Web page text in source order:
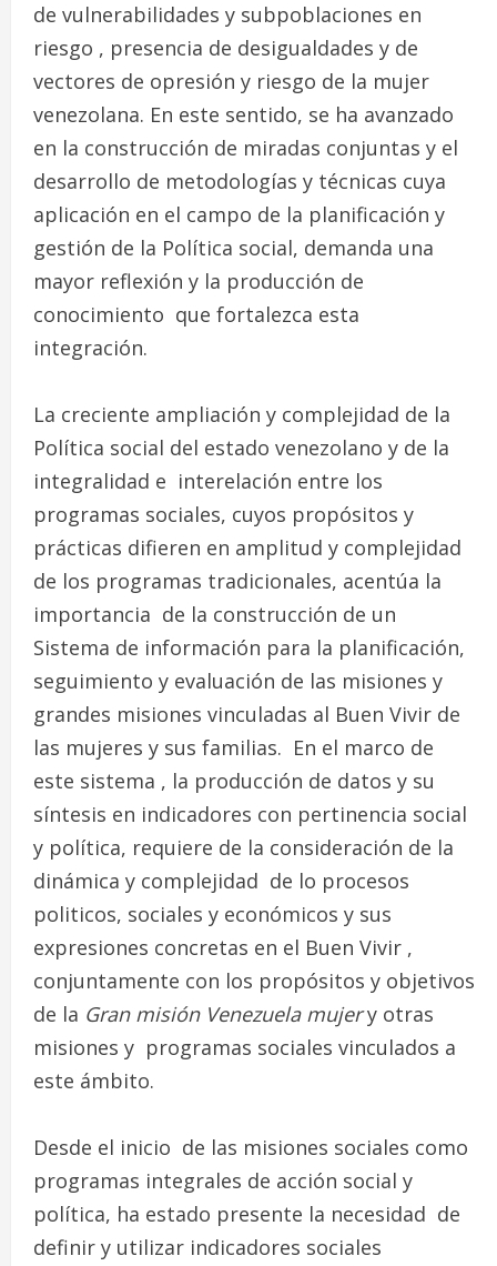
de vulnerabilidades y subpoblaciones en
riesgo , presencia de desigualdades y de
vectores de opresión y riesgo de la mujer
venezolana. En este sentido, se ha avanzado
en la construcción de miradas conjuntas y el
desarrollo de metodologías y técnicas cuya
aplicación en el campo de la planificación y
gestión de la Política social, demanda una
mayor reflexión y la producción de
conocimiento que fortalezca esta
integración.
La creciente ampliación y complejidad de la
Política social del estado venezolano y de la
integralidad e interelación entre los
programas sociales, cuyos propósitos y
prácticas difieren en amplitud y complejidad
de los programas tradicionales, acentúa la
importancia de la construcción de un
Sistema de información para la planificación,
seguimiento y evaluación de las misiones y
grandes misiones vinculadas al Buen Vivir de
las mujeres y sus familias. En el marco de
este sistema , la producción de datos y su
síntesis en indicadores con pertinencia social
y política, requiere de la consideración de la
dinámica y complejidad de lo procesos
politicos, sociales y económicos y sus
expresiones concretas en el Buen Vivir ,
conjuntamente con los propósitos y objetivos
de la Gran misión Venezuela mujery otras
misiones y programas sociales vinculados a
este ámbito.
Desde el inicio de las misiones sociales como
programas integrales de acción social y
política, ha estado presente la necesidad de
definir y utilizar indicadores sociales